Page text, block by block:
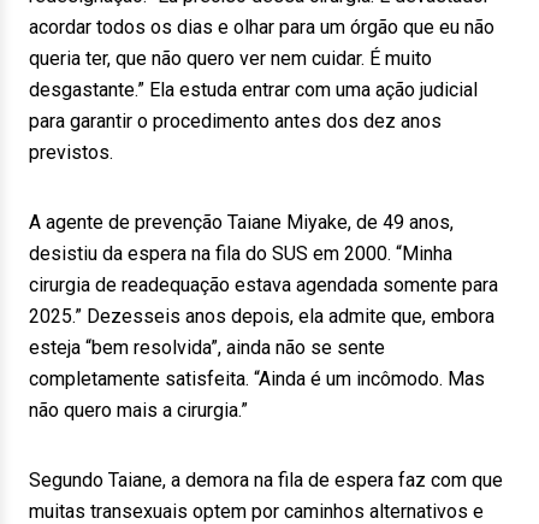
acordar todos os dias e olhar para um órgão que eu não
queria ter, que não quero ver nem cuidar. É muito
desgastante.” Ela estuda entrar com uma ação judicial
para garantir o procedimento antes dos dez anos
previstos.
A agente de prevenção Taiane Miyake, de 49 anos,
desistiu da espera na fila do SUS em 2000. “Minha
cirurgia de readequação estava agendada somente para
2025.” Dezesseis anos depois, ela admite que, embora
esteja “bem resolvida”, ainda não se sente
completamente satisfeita. “Ainda é um incômodo. Mas
não quero mais a cirurgia.”
Segundo Taiane, a demora na fila de espera faz com que
muitas transexuais optem por caminhos alternativos e